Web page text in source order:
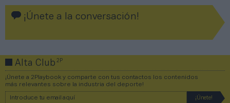
¡Únete a la conversación!
Alta Club2P
¡Únete a 2Playbook y comparte con tus contactos los contenidos
más relevantes sobre la industria del deporte!